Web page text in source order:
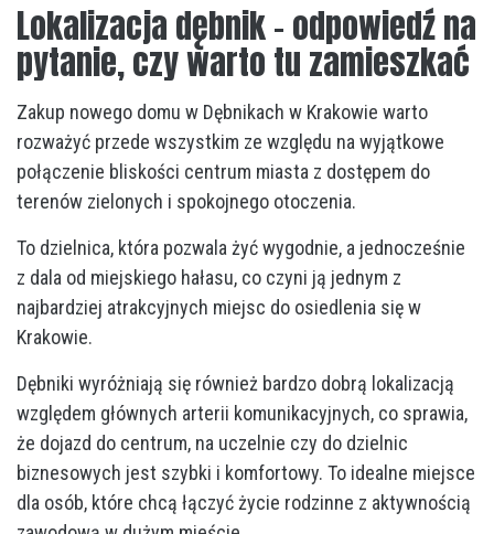
Lokalizacja dębnik – odpowiedź na
pytanie, czy warto tu zamieszkać
Zakup nowego domu w Dębnikach w Krakowie warto
rozważyć przede wszystkim ze względu na wyjątkowe
połączenie bliskości centrum miasta z dostępem do
terenów zielonych i spokojnego otoczenia.
To dzielnica, która pozwala żyć wygodnie, a jednocześnie
z dala od miejskiego hałasu, co czyni ją jednym z
najbardziej atrakcyjnych miejsc do osiedlenia się w
Krakowie.
Dębniki wyróżniają się również bardzo dobrą lokalizacją
względem głównych arterii komunikacyjnych, co sprawia,
że dojazd do centrum, na uczelnie czy do dzielnic
biznesowych jest szybki i komfortowy. To idealne miejsce
dla osób, które chcą łączyć życie rodzinne z aktywnością